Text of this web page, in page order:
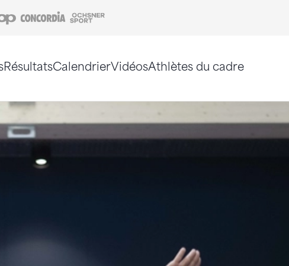
Vous pouvez également utiliser le plan du site sans
Coop Concordia
RésultatsCalendrierVidéosAthlètes du cadre